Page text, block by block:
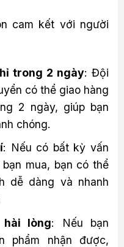
cam kết với người
trong 2 ngày: Đội
có thể giao hàng
2 ngày, giúp bạn
chóng.
: Nếu có bất kỳ vấn
mua, bạn có thể
dễ dàng và nhanh
hài lòng: Nếu bạn
phẩm nhận được,